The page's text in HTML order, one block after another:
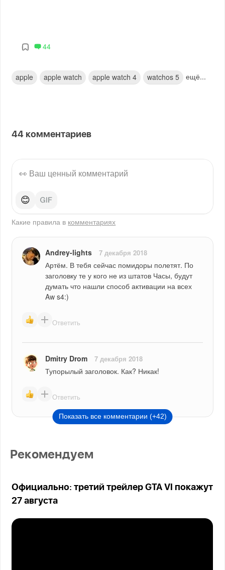
44
apple apple watch apple watch 4 watchos 5 ещё...
44 комментариев
😊
Какие правила в комментариях
Andrey-lights 7 декабря 2018
Артём. В тебя сейчас помидоры полетят. По
заголовку те у кого не из штатов Часы, будут
думать что нашли способ активации на всех
Aw s4:)
Ответить
Dmitry Drom 7 декабря 2018
Тупорылый заголовок. Как? Никак!
Ответить
Показать все комментарии (+42)
Рекомендуем
Официально: третий трейлер GTA VI покажут
27 августа